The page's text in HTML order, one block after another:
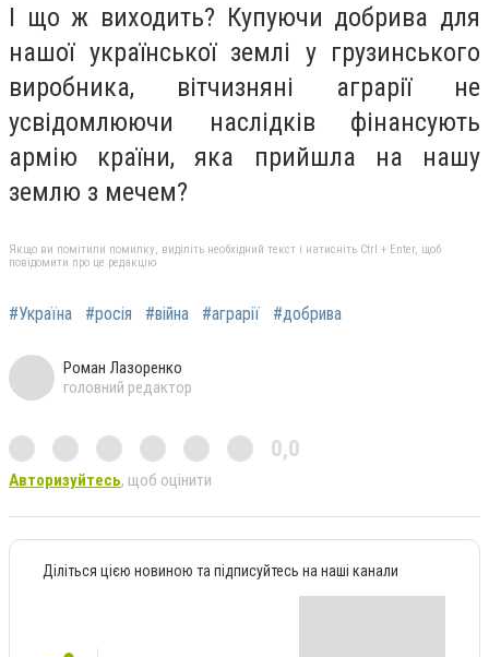
І що ж виходить? Купуючи добрива для
нашої української землі у грузинського
виробника, вітчизняні аграрії не
усвідомлюючи наслідків фінансують
армію країни, яка прийшла на нашу
землю з мечем?
Якщо ви помітили помилку, виділіть необхідний текст і натисніть Ctrl + Enter, щоб
повідомити про це редакцію
#Україна #росія #війна #аграрії #добрива
Роман Лазоренко
головний редактор
0,0
Авторизуйтесь, щоб оцінити
Діліться цією новиною та підписуйтесь на наші канали